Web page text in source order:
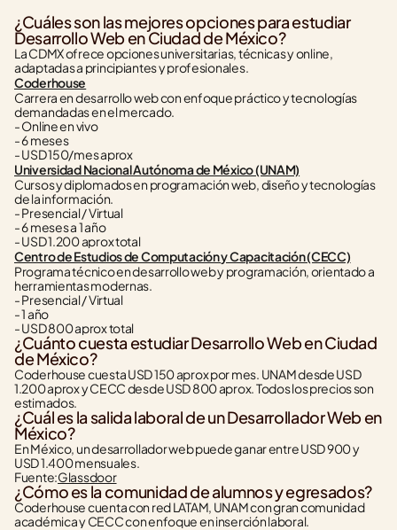
¿Cuáles son las mejores opciones para estudiar
Desarrollo Web en Ciudad de México?
La CDMX ofrece opciones universitarias, técnicas y online,
adaptadas a principiantes y profesionales.
Coderhouse
Carrera en desarrollo web con enfoque práctico y tecnologías
demandadas en el mercado.
- Online en vivo
- 6 meses
- USD 150/mes aprox
Universidad Nacional Autónoma de México (UNAM)
Cursos y diplomados en programación web, diseño y tecnologías
de la información.
- Presencial / Virtual
- 6 meses a 1 año
- USD 1.200 aprox total
Centro de Estudios de Computación y Capacitación (CECC)
Programa técnico en desarrollo web y programación, orientado a
herramientas modernas.
- Presencial / Virtual
- 1 año
- USD 800 aprox total
¿Cuánto cuesta estudiar Desarrollo Web en Ciudad
de México?
Coderhouse cuesta USD 150 aprox por mes. UNAM desde USD
1.200 aprox y CECC desde USD 800 aprox. Todos los precios son
estimados.
¿Cuál es la salida laboral de un Desarrollador Web en
México?
En México, un desarrollador web puede ganar entre USD 900 y
USD 1.400 mensuales.
Fuente:Glassdoor
¿Cómo es la comunidad de alumnos y egresados?
Coderhouse cuenta con red LATAM, UNAM con gran comunidad
académica y CECC con enfoque en inserción laboral.